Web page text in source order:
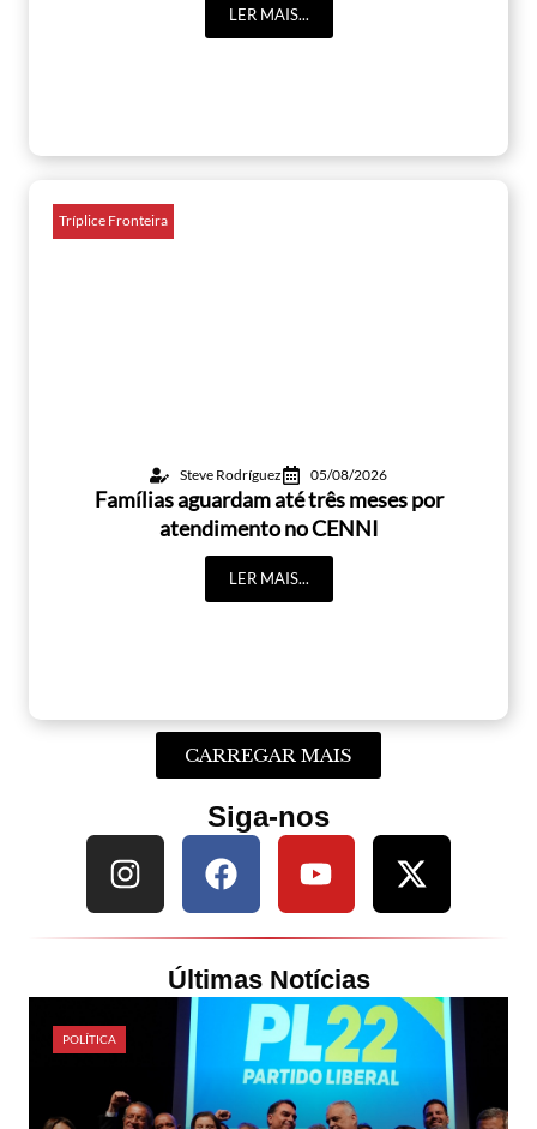
LER MAIS...
Tríplice Fronteira
Steve Rodríguez 05/08/2026
Famílias aguardam até três meses por
atendimento no CENNI
LER MAIS...
CARREGAR MAIS
Siga-nos
Últimas Notícias
POLÍTICA